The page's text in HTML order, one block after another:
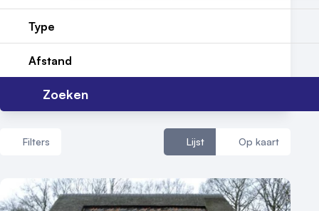
Type
Afstand
Zoeken
Filters Lijst Op kaart
Aantal zalen